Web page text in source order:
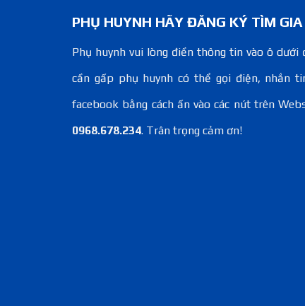
PHỤ HUYNH HÃY ĐĂNG KÝ TÌM
Phụ huynh vui lòng điền thông tin vào ô dưới
cần gấp phụ huynh có thể gọi điện, nhắn
facebook bằng cách ấn vào các nút trên
0968.678.234. Trân trọng cảm ơn!